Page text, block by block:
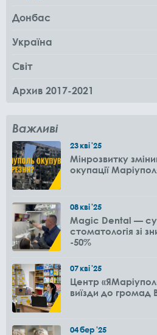
Донбас
Україна
Світ
Архив 2017-2021
Важливі
23кві'25
Мінрозвитку
окупації
08кві'25
Magic Dental —
стоматологія зі
-50%
07кві'25
Центр
виїзди до громад
04бер'25